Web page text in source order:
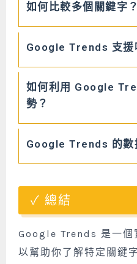
如何比較多個關鍵字？
Google Trends 支援
如何利用 Google
勢？
Google Trends 的數
總結
Google Trends 是一個
以幫助你了解特定關鍵